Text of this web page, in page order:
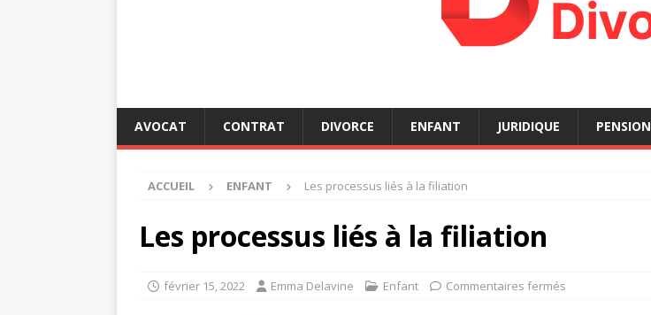
AVOCAT CONTRAT DIVORCE ENFANT JURIDIQUE PENSION
ACCUEIL ENFANT Les processus liés à la filiation
Les processus liés à la filiation
février 15, 2022 Emma Delavine Enfant Commentaires fermés